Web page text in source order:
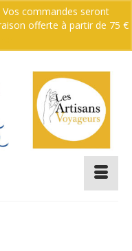
commandes seront
offerte à partir de 75 €